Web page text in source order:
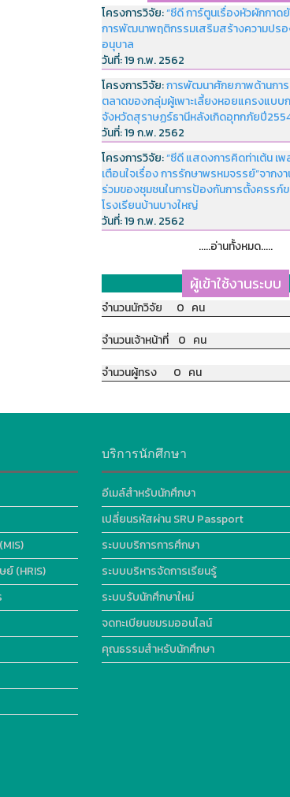
โครงการวิจัย:“ซีดี การ์ตูนเรื่องหัวผักกาด
การพัฒนาพฤติกรรมเสริมสร้างความปร
อนุบาล
วันที่:19 ก.พ. 2562
โครงการวิจัย:การพัฒนาศักยภาพด้านกา
ตลาดของกลุ่มผู้เพาะเลี้ยงหอยแครงแบบ
จังหวัดสุราษฏร์ธานีหลังเกิดอุทกภัยปี
วันที่:19 ก.พ. 2562
โครงการวิจัย:“ซีดี แสดงการคิดท่าเต้น เ
เตือนใจเรื่อง การรักษาพรหมจรรย์”จากง
ร่วมของชุมชนในการป้องกันการตั้งครรภ์
โรงเรียนบ้านบางใหญ่
วันที่:19 ก.พ. 2562
.....อ่านทั้งหมด.....
ผู้เข้าใช้งานระบบ
จำนวนนักวิจัย 0 คน
จำนวนเจ้าหน้าที่ 0 คน
จำนวนผู้ทรง 0 คน
(HRIS)
บริการนักศึกษา
อีเมล์สำหรับนักศึกษา
เปลี่ยนรหัสผ่าน SRU Passport
ระบบบริการการศึกษา
ระบบบริหารจัดการเรียนรู้
ระบบรับนักศึกษาใหม่
จดทะเบียนชมรมออนไลน์
คุณธรรมสำหรับนักศึกษา